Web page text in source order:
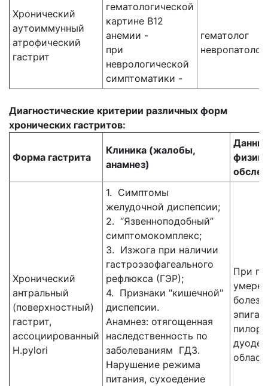
Хронический
аутоиммунный
атрофический
гастрит
гематологической
картине В12
анемии -
при
неврологической
симптоматики -
гематолог
невропатолог
Диагностические критерии различных форм
хронических гастритов:
Форма гастрита
Клиника (жалобы,
анамнез)
Хронический
антральный
(поверхностный)
гастрит,
ассоциированный
H.pylori
1. Симптомы
желудочной диспепсии;
2. “Язвенноподобный”
симптомокомплекс;
3. Изжога при наличии
гастроэзофагеального
рефлюкса (ГЭР);
4. Признаки "кишечной"
диспепсии.
Анамнез: отягощенная
наследственность по
заболеваниям ГДЗ.
Нарушение режима
питания, сухоедение
При